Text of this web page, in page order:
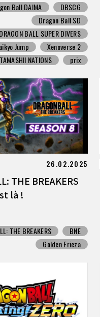
Ball DAIMA
DBSCG
Dragon Ball SD
DRAGON BALL SUPER DIVERS
Jump
Xenoverse 2
TAMASHII NATIONS
prix
26.02.2025
THE BREAKERS
là !
THE BREAKERS
BNE
Golden Frieza